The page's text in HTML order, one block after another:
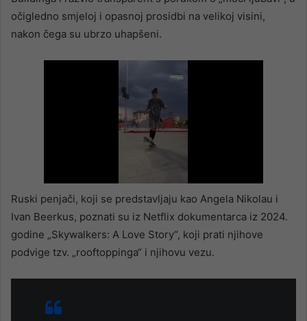
očigledno smjeloj i opasnoj prosidbi na velikoj visini,
nakon čega su ubrzo uhapšeni.
Ruski penjači, koji se predstavljaju kao Angela Nikolau i
Ivan Beerkus, poznati su iz Netflix dokumentarca iz 2024.
godine „Skywalkers: A Love Story“, koji prati njihove
podvige tzv. „rooftoppinga“ i njihovu vezu.